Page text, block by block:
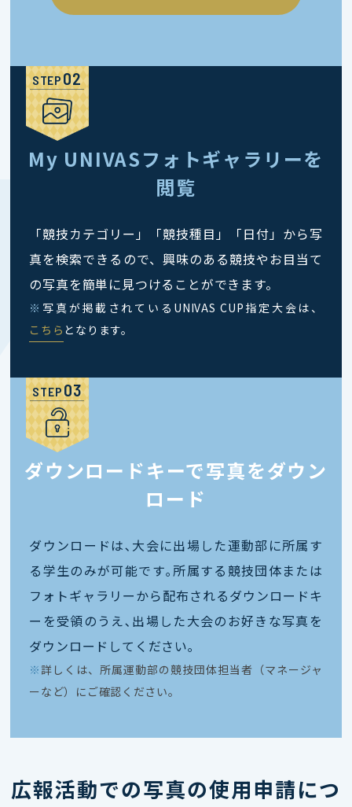
STEP
My UNIVASフォトギャラリーを
閲覧
「競技カテゴリー」「競技種目」「日付」から写
真を検索できるので、興味のある競技やお目当て
の写真を簡単に見つけることができます。
※ 写真が掲載されているUNIVAS CUP指定大会は、
こちら となります。
STEP
ダウンロードキーで写真をダウン
ロード
ダウンロードは､大会に出場した運動部に所属す
る学生のみが可能です｡所属する競技団体または
フォトギャラリーから配布されるダウンロードキ
ーを受領のうえ､出場した大会のお好きな写真を
ダウンロードしてください｡
※ 詳しくは、所属運動部の競技団体担当者（マネージャ
ーなど）にご確認ください。
広報活動での写真の使用申請につ